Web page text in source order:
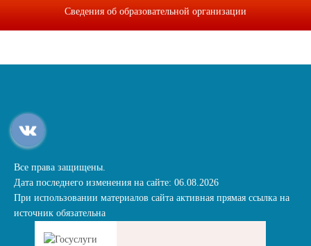
Сведения об образовательной организации
Все права защищены.
Дата последнего изменения на сайте: 06.08.2026
При использовании материалов сайта активная прямая ссылка на
источник обязательна